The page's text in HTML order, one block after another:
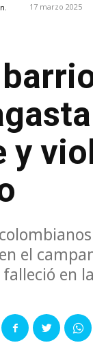
17 marzo 2025
y
el
en